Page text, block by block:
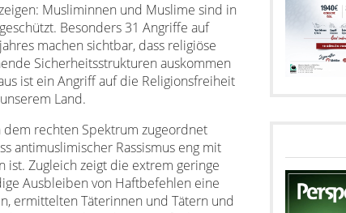
Musliminnen und Muslime sind in
Besonders 31 Angriffe auf
machen sichtbar, dass religiöse
Sicherheitsstrukturen auskommen
ist ein Angriff auf die Religionsfreiheit
Land.
dem rechten Spektrum zugeordnet
antimuslimischer Rassismus eng mit
Zugleich zeigt die extrem geringe
Ausbleiben von Haftbefehlen eine
ermittelten Täterinnen und Tätern und